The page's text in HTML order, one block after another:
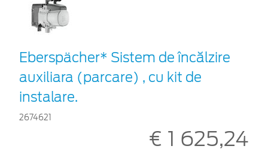
Eberspächer* Sistem de încălzire
auxiliara (parcare) , cu kit de
instalare.
2674621
€ 1 625,24